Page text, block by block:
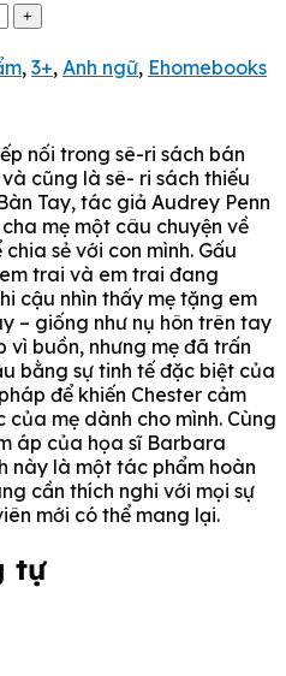
VND.
, 3+, Anh ngữ, Ehomebooks
nối trong sê-ri sách bán
cũng là sê- ri sách thiếu
Tay, tác giả Audrey Penn
mẹ một câu chuyện về
sẻ với con mình. Gấu
trai và em trai đang
cậu nhìn thấy mẹ tặng em
– giống như nụ hôn trên tay
vì buồn, nhưng mẹ đã trấn
bằng sự tinh tế đặc biệt của
để khiến Chester cảm
của mẹ dành cho mình. Cùng
áp của họa sĩ Barbara
này là một tác phẩm hoàn
cần thích nghi với mọi sự
mới có thể mang lại.
tự